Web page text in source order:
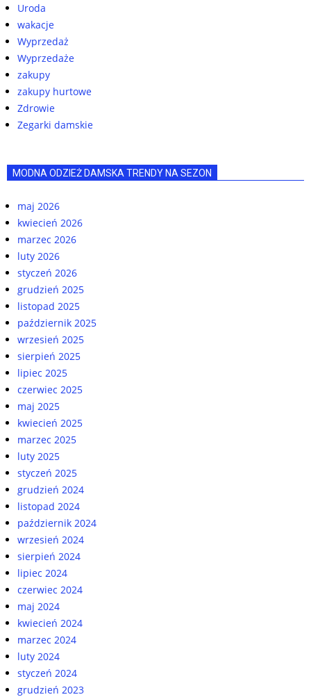
Uroda
wakacje
Wyprzedaż
Wyprzedaże
zakupy
zakupy hurtowe
Zdrowie
Zegarki damskie
MODNA ODZIEŻ DAMSKA TRENDY NA SEZON
maj 2026
kwiecień 2026
marzec 2026
luty 2026
styczeń 2026
grudzień 2025
listopad 2025
październik 2025
wrzesień 2025
sierpień 2025
lipiec 2025
czerwiec 2025
maj 2025
kwiecień 2025
marzec 2025
luty 2025
styczeń 2025
grudzień 2024
listopad 2024
październik 2024
wrzesień 2024
sierpień 2024
lipiec 2024
czerwiec 2024
maj 2024
kwiecień 2024
marzec 2024
luty 2024
styczeń 2024
grudzień 2023